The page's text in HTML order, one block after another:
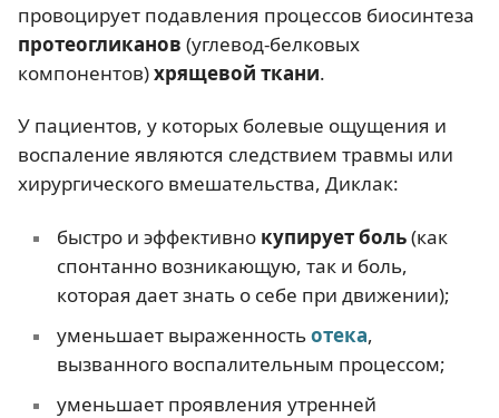
провоцирует подавления процессов биосинтеза
протеогликанов (углевод-белковых
компонентов)хрящевой ткани.
У пациентов, у которых болевые ощущения и
воспаление являются следствием травмы или
хирургического вмешательства, Диклак:
быстро и эффективно купирует боль(как
спонтанно возникающую, так и боль,
которая дает знать о себе при движении);
уменьшает выраженностьотека,
вызванного воспалительным процессом;
уменьшает проявления утренней